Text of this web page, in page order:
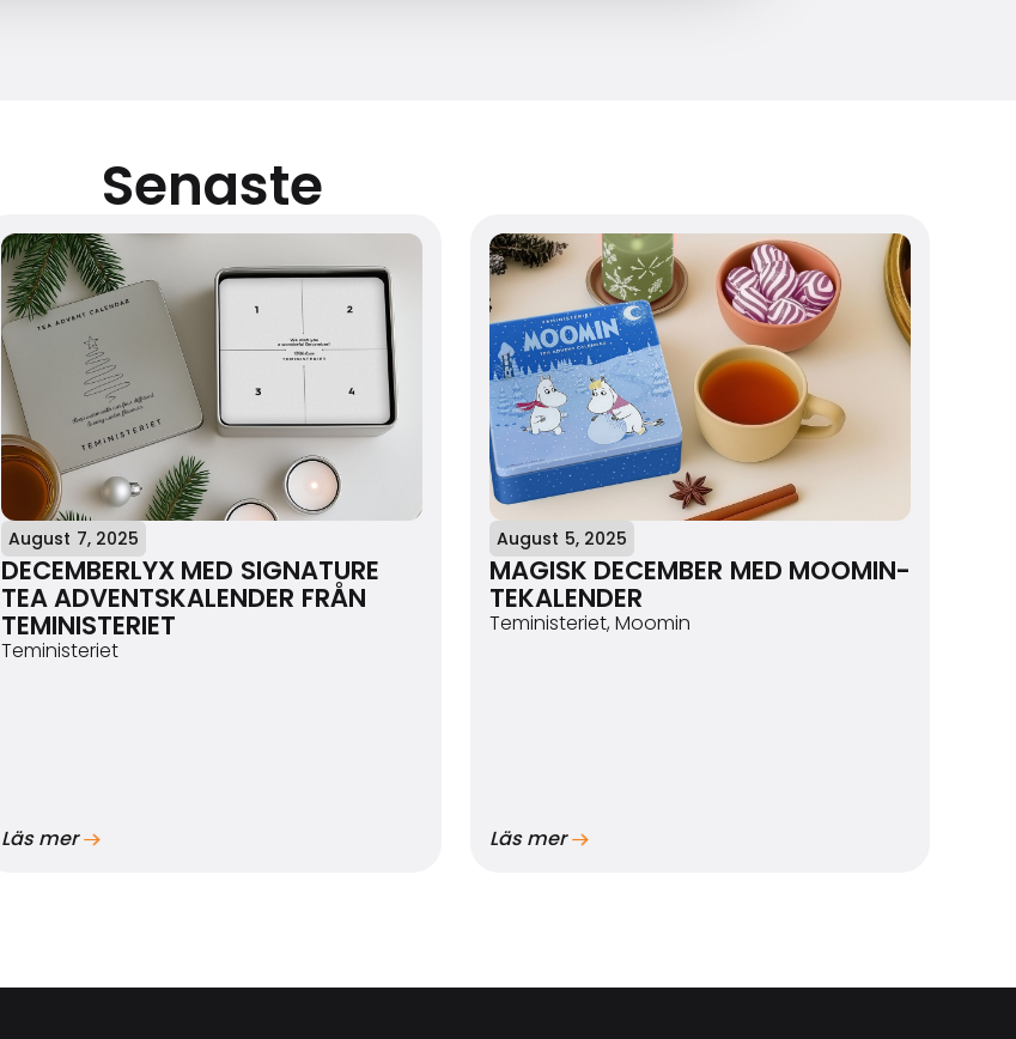
Senaste
August 7, 2025
DECEMBERLYX MED SIGNATURE
TEA ADVENTSKALENDER FRÅN
TEMINISTERIET
Teministeriet
Läs mer
August 5, 2025
MAGISK DECEMBER MED MOOMIN-
TEKALENDER
Teministeriet, Moomin
Läs mer